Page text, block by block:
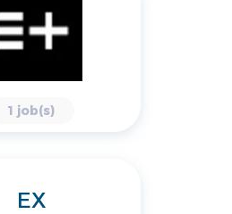
1 job(s)
EX